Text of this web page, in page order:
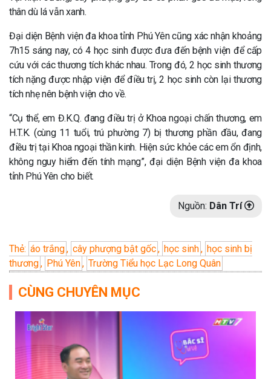
thân dù lá vẫn xanh.
Đại diện Bệnh viện đa khoa tỉnh Phú Yên cũng xác nhận khoảng
7h15 sáng nay, có 4 học sinh được đưa đến bệnh viện để cấp
cứu với các thương tích khác nhau. Trong đó, 2 học sinh thương
tích nặng được nhập viện để điều trị, 2 học sinh còn lại thương
tích nhẹ nên bệnh viện cho về.
“Cụ thể, em Đ.K.Q. đang điều trị ở Khoa ngoại chấn thương, em
H.T.K. (cùng 11 tuổi, trú phường 7) bị thương phần đầu, đang
điều trị tại Khoa ngoại thần kinh. Hiện sức khỏe các em ổn định,
không nguy hiểm đến tính mạng”, đại diện Bệnh viện đa khoa
tỉnh Phú Yên cho biết.
Nguồn: Dân Trí
Thẻ: áo trắng, cây phượng bật gốc, học sinh, học sinh bị
thương, Phú Yên, Trường Tiểu học Lạc Long Quân
CÙNG CHUYÊN MỤC